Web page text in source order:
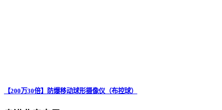
【200万30倍】防爆移动球形摄像仪（布控球）